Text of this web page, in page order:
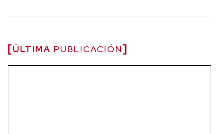
ÚLTIMA PUBLICACIÓN